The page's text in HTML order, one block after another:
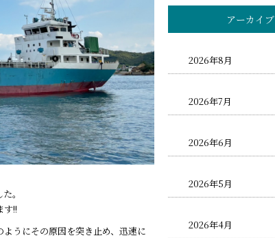
。
す!!
うにその原因を突き止め、迅速に
アーカイブ
2026年8月
2026年7月
2026年6月
2026年5月
2026年4月